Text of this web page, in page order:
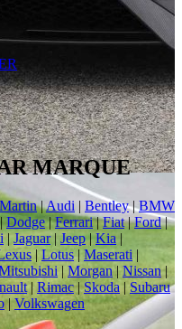
MARQUE
|Audi | Bentley|BMW
| Dodge|Ferrari|Fiat|Ford|
| Jaguar| Jeep|Kia |
| Lotus| Maserati |
| Morgan|Nissan|
| Rimac|Skoda | Subaru
|Volkswagen